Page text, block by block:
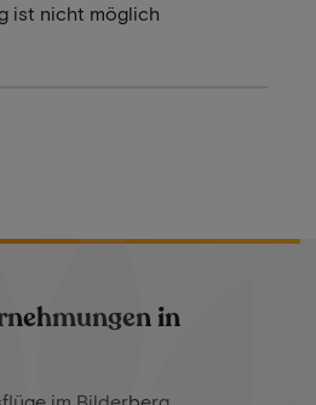
ist nicht möglich
in